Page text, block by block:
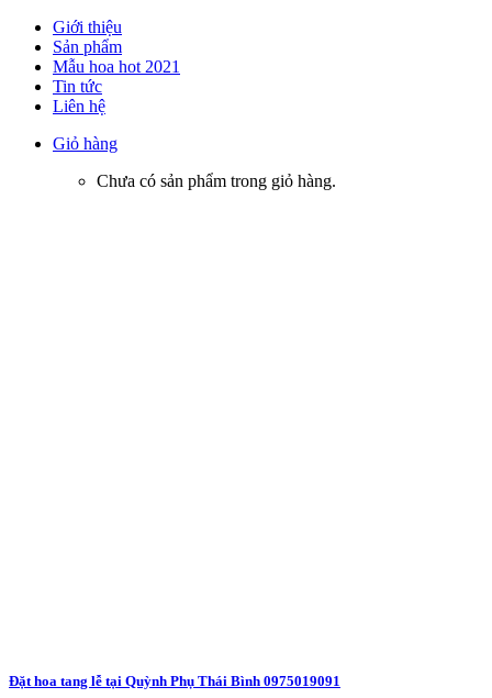
Giới thiệu
Sản phẩm
Mẫu hoa hot 2021
Tin tức
Liên hệ
Giỏ hàng
Chưa có sản phẩm trong giỏ hàng.
Đặt hoa tang lễ tại Quỳnh Phụ Thái Bình 0975019091